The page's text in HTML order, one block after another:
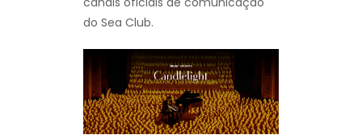
do Sea Club.